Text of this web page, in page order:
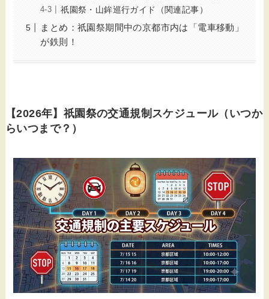
祇園祭・山鉾巡行ガイド（関連記事）
まとめ：祇園祭期間中の京都市内は「電車移動」
が鉄則！
【2026年】祇園祭の交通規制スケジュール（いつか
らいつまで？）